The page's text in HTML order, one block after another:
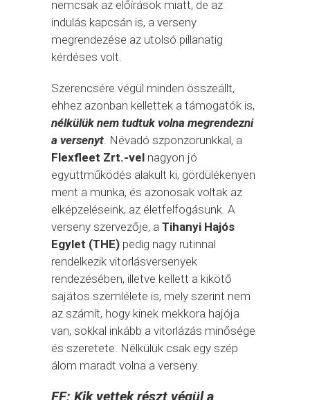
nemcsak az előírások miatt, de az
indulás kapcsán is, a verseny
megrendezése az utolsó pillanatig
kérdéses volt.
Szerencsére végül minden összeállt,
ehhez azonban kellettek a támogatók is,
nélkülük nem tudtuk volna megrendezni
a versenyt . Névadó szponzorunkkal, a
Flexfleet Zrt.-vel nagyon jó
együttműködés alakult ki, gördülékenyen
ment a munka, és azonosak voltak az
elképzeléseink, az életfelfogásunk. A
verseny szervezője, a Tihanyi Hajós
Egylet (THE) pedig nagy rutinnal
rendelkezik vitorlásversenyek
rendezésében, illetve kellett a kikötő
sajátos szemlélete is, mely szerint nem
az számít, hogy kinek mekkora hajója
van, sokkal inkább a vitorlázás minősége
és szeretete. Nélkülük csak egy szép
álom maradt volna a verseny.
FF: Kik vettek részt végül a